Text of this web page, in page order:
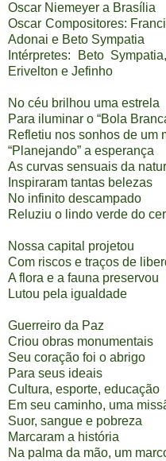
Oscar Niemeyer a Brasília
Oscar Compositores:
Adonai e Beto Sympatia
Intérpretes: Beto
Erivelton e Jefinho
No céu brilhou uma estrela
Para iluminar o “Bola
Refletiu nos sonhos de um
“Planejando” a esperança
As curvas sensuais da
Inspiraram tantas belezas
No infinito descampado
Reluziu o lindo verde do
Nossa capital projetou
Com riscos e traços de
A flora e a fauna preservou
Lutou pela igualdade
Guerreiro da Paz
Criou obras monumentais
Seu coração foi o abrigo
Para seus ideais
Cultura, esporte, educação
Em seu caminho, uma
Suor, sangue e pobreza
Marcaram a história
Na palma da mão, um